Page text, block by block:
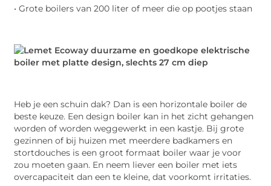
• Grote boilers van 200 liter of meer die op pootjes staan
Heb je een schuin dak? Dan is een horizontale boiler de
beste keuze. Een design boiler kan in het zicht gehangen
worden of worden weggewerkt in een kastje. Bij grote
gezinnen of bij huizen met meerdere badkamers en
stortdouches is een groot formaat boiler waar je voor
zou moeten gaan. En neem liever een boiler met iets
overcapaciteit dan een te kleine, dat voorkomt irritaties.